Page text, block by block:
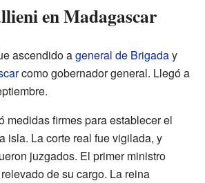
en Madagascar
ascendido ageneral de Brigaday
como gobernador general. Llegó a
medidas firmes para establecer el
isla. La corte real fue vigilada, y
juzgados. El primer ministro
de su cargo. La reina